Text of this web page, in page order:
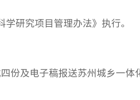
研究项目管理办法》执行。
份及电子稿报送苏州城乡一体